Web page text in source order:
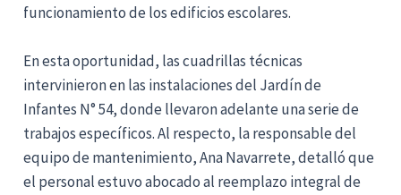
funcionamiento de los edificios escolares.
En esta oportunidad, las cuadrillas técnicas
intervinieron en las instalaciones del Jardín de
Infantes N° 54, donde llevaron adelante una serie de
trabajos específicos. Al respecto, la responsable del
equipo de mantenimiento, Ana Navarrete, detalló que
el personal estuvo abocado al reemplazo integral de